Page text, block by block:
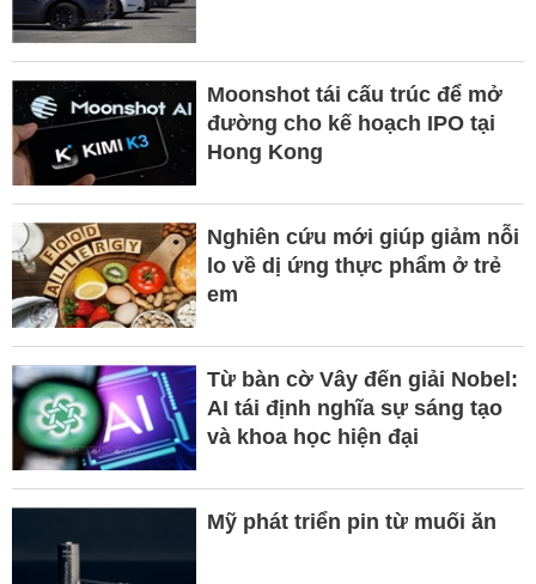
Moonshot tái cấu trúc để mở
đường cho kế hoạch IPO tại
Hong Kong
Nghiên cứu mới giúp giảm nỗi
lo về dị ứng thực phẩm ở trẻ
em
Từ bàn cờ Vây đến giải Nobel:
AI tái định nghĩa sự sáng tạo
và khoa học hiện đại
Mỹ phát triển pin từ muối ăn